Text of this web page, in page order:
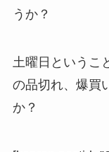
うか？
土曜日というこ
の品切れ、爆買
か？